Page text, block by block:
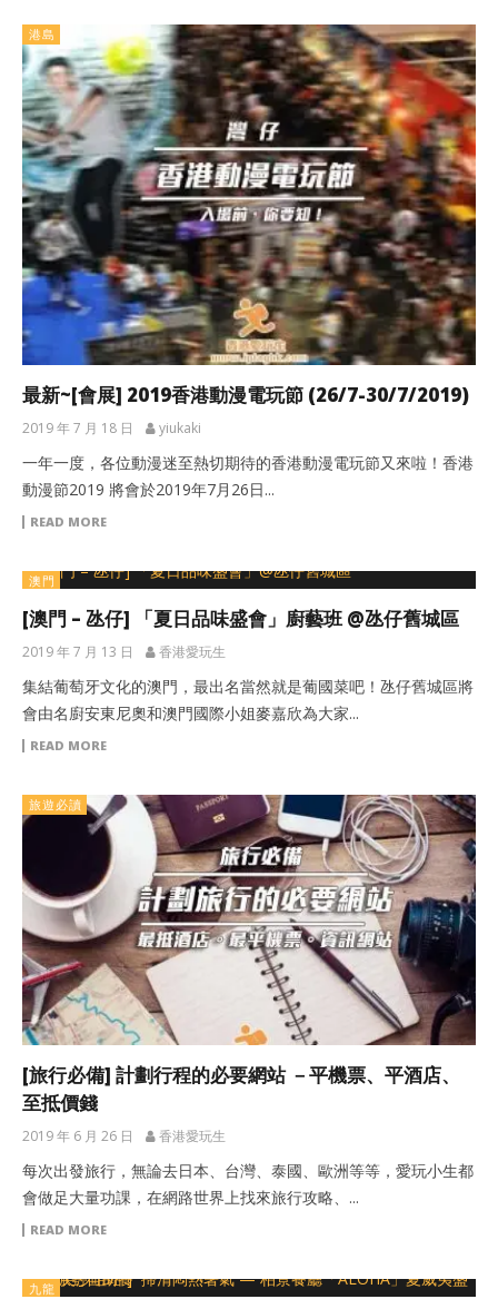
港島
最新~[會展] 2019香港動漫電玩節 (26/7-30/7/2019)
2019 年 7 月 18 日 yiukaki
一年一度，各位動漫迷至熱切期待的香港動漫電玩節又來啦！香港
動漫節2019 將會於2019年7月26日...
READ MORE
澳門
[澳門 – 氹仔] 「夏日品味盛會」廚藝班 @氹仔舊城區
2019 年 7 月 13 日 香港愛玩生
集結葡萄牙文化的澳門，最出名當然就是葡國菜吧！氹仔舊城區將
會由名廚安東尼奧和澳門國際小姐麥嘉欣為大家...
READ MORE
旅遊必讀
[旅行必備] 計劃行程的必要網站 －平機票、平酒店、
至抵價錢
2019 年 6 月 26 日 香港愛玩生
每次出發旅行，無論去日本、台灣、泰國、歐洲等等，愛玩小生都
會做足大量功課，在網路世界上找來旅行攻略、...
READ MORE
九龍